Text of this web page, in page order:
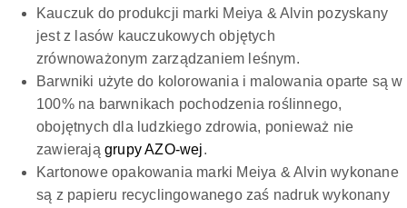
Kauczuk do produkcji marki Meiya & Alvin pozyskany
jest z lasów kauczukowych objętych
zrównoważonym zarządzaniem leśnym.
Barwniki użyte do kolorowania i malowania oparte są w
100% na barwnikach pochodzenia roślinnego,
obojętnych dla ludzkiego zdrowia, ponieważ nie
zawierają grupy AZO-wej.
Kartonowe opakowania marki Meiya & Alvin wykonane
są z papieru recyclingowanego zaś nadruk wykonany